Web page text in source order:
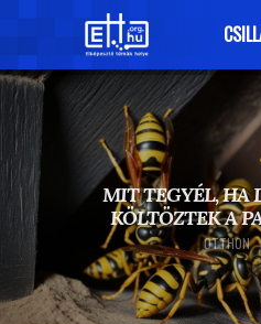
MIT TEGYÉL, HA
KÖLTÖZTEK A
OTTHON